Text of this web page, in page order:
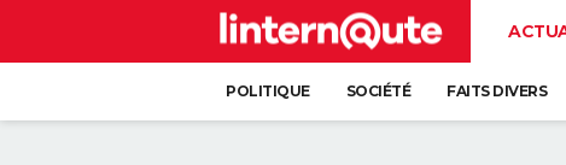
POLITIQUE SOCIÉTÉ FAITS DIVERS